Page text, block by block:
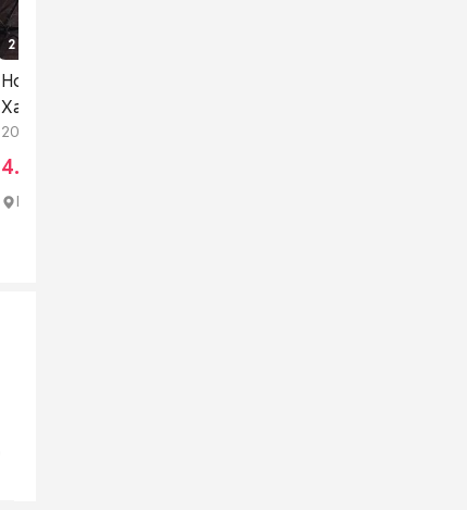
2 tháng trước
Honda Wave Trung Quốc
Xanh đen
2007 Xe số 100 - 175 cc Đã sử
dụng
4.700.000 đ
Huyện Cái Nước